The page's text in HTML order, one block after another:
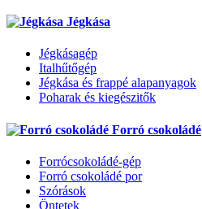
Jégkása
Jégkásagép
Italhűtőgép
Jégkása és frappé alapanyagok
Poharak és kiegészitők
Forró csokoládé
Forrócsokoládé-gép
Forró csokoládé por
Szórások
Öntetek